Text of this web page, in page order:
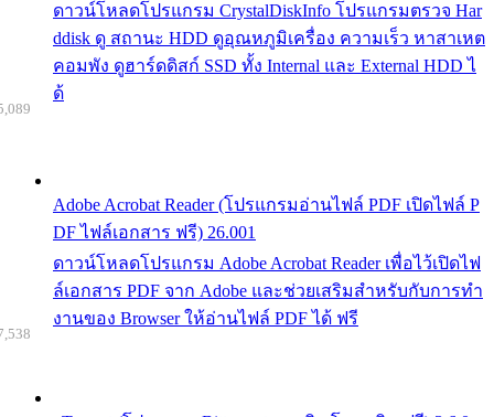
ดาวน์โหลดโปรแกรม CrystalDiskInfo โปรแกรมตรวจ Har
ddisk ดู สถานะ HDD ดูอุณหภูมิเครื่อง ความเร็ว หาสาเหต
คอมพัง ดูฮาร์ดดิสก์ SSD ทั้ง Internal และ External HDD ไ
ด้
Adobe Acrobat Reader (โปรแกรมอ่านไฟล์ PDF เปิดไฟล์ P
DF ไฟล์เอกสาร ฟรี) 26.001
ดาวน์โหลดโปรแกรม Adobe Acrobat Reader เพื่อไว้เปิดไฟ
ล์เอกสาร PDF จาก Adobe และช่วยเสริมสำหรับกับการทำ
งานของ Browser ให้อ่านไฟล์ PDF ได้ ฟรี